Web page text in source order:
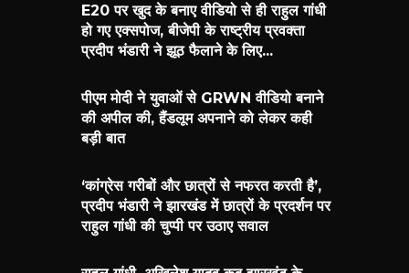
E20 पर खुद के बनाए वीडियो से ही राहुल गांधी
हो गए एक्सपोज, बीजेपी के राष्ट्रीय प्रवक्ता
प्रदीप भंडारी ने झूठ फैलाने के लिए...
पीएम मोदी ने युवाओं से GRWN वीडियो बनाने
की अपील की, हैंडलूम अपनाने को लेकर कही
बड़ी बात
‘कांग्रेस गरीबों और छात्रों से नफरत करती है’,
प्रदीप भंडारी ने झारखंड में छात्रों के प्रदर्शन पर
राहुल गांधी की चुप्पी पर उठाए सवाल